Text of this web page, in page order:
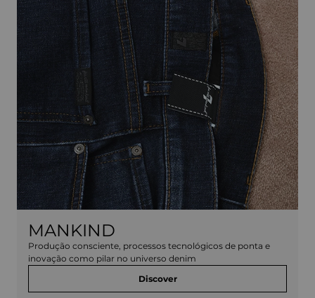
MANKIND
Produção consciente, processos tecnológicos de ponta e
inovação como pilar no universo denim
Discover